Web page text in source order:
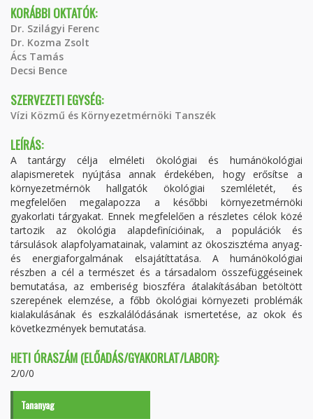
KORÁBBI OKTATÓK:
Dr. Szilágyi Ferenc
Dr. Kozma Zsolt
Ács Tamás
Decsi Bence
SZERVEZETI EGYSÉG:
Vízi Közmű és Környezetmérnöki Tanszék
LEÍRÁS:
A tantárgy célja elméleti ökológiai és humánökológiai
alapismeretek nyújtása annak érdekében, hogy erősítse a
környezetmérnök hallgatók ökológiai szemléletét, és
megfelelően megalapozza a későbbi környezetmérnöki
gyakorlati tárgyakat. Ennek megfelelően a részletes célok közé
tartozik az ökológia alapdefinícióinak, a populációk és
társulások alapfolyamatainak, valamint az ökoszisztéma anyag-
és energiaforgalmának elsajátíttatása. A humánökológiai
részben a cél a természet és a társadalom összefüggéseinek
bemutatása, az emberiség bioszféra átalakításában betöltött
szerepének elemzése, a főbb ökológiai környezeti problémák
kialakulásának és eszkalálódásának ismertetése, az okok és
következmények bemutatása.
HETI ÓRASZÁM (ELŐADÁS/GYAKORLAT/LABOR):
2/0/0
Tananyag